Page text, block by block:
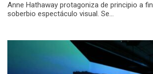
Anne Hathaway protagoniza de principio a fin
soberbio espectáculo visual. Se...